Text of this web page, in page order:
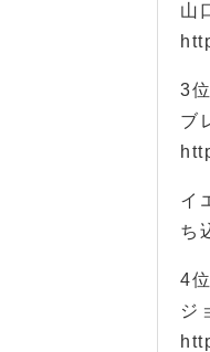
山
3
ブ
イ
ち
4
ジ